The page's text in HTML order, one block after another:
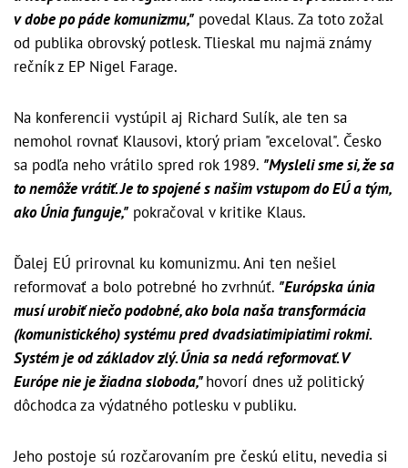
v dobe po páde komunizmu," povedal Klaus. Za toto zožal
od publika obrovský potlesk. Tlieskal mu najmä známy
rečník z EP Nigel Farage.
Na konferencii vystúpil aj Richard Sulík, ale ten sa
nemohol rovnať Klausovi, ktorý priam "exceloval". Česko
sa podľa neho vrátilo spred rok 1989. "Mysleli sme si, že sa
to nemôže vrátiť. Je to spojené s našim vstupom do EÚ a tým,
ako Únia funguje," pokračoval v kritike Klaus.
Ďalej EÚ prirovnal ku komunizmu. Ani ten nešiel
reformovať a bolo potrebné ho zvrhnúť. "Európska únia
musí urobiť niečo podobné, ako bola naša transformácia
(komunistického) systému pred dvadsiatimipiatimi rokmi.
Systém je od základov zlý. Únia sa nedá reformovať. V
Európe nie je žiadna sloboda,"hovorí dnes už politický
dôchodca za výdatného potlesku v publiku.
Jeho postoje sú rozčarovaním pre českú elitu, nevedia si